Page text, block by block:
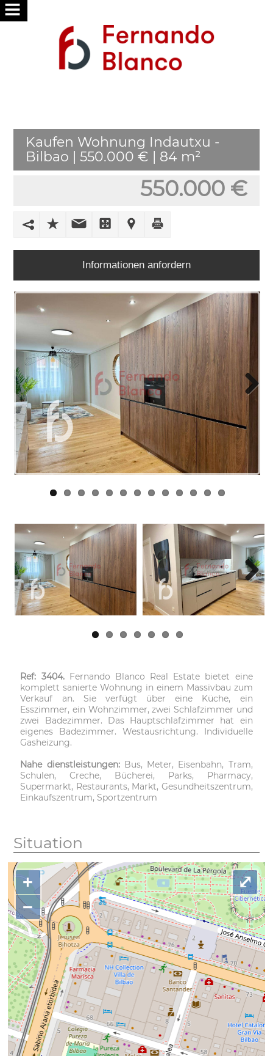
PUBLISH
HAUS
ARBEITEN
MIT
LINKS
BLOG
KONTAKT
Kaufen Wohnung Indautxu -
Bilbao | 550.000 € | 84 m²
550.000 €
Informationen anfordern
Next
Next
Ref: 3404.Fernando Blanco Real Estate bietet eine
komplett sanierte Wohnung in einem Massivbau zum
Verkauf an. Sie verfügt über eine Küche, ein
Esszimmer, ein Wohnzimmer, zwei Schlafzimmer und
zwei Badezimmer. Das Hauptschlafzimmer hat ein
eigenes Badezimmer. Westausrichtung. Individuelle
Gasheizung.
Nahe dienstleistungen:Bus, Meter, Eisenbahn, Tram,
Schulen, Creche, Bücherei, Parks, Pharmacy,
Supermarkt, Restaurants, Markt, Gesundheitszentrum,
Einkaufszentrum, Sportzentrum
Situation
+
−
⤢